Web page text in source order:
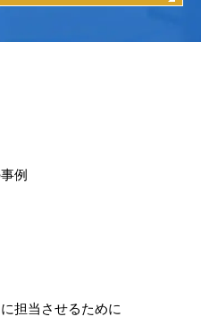
例
担当させるために